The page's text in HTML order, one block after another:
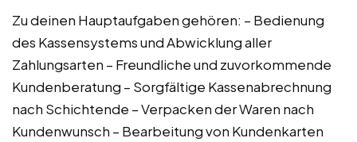
Zu deinen Hauptaufgaben gehören: – Bedienung
des Kassensystems und Abwicklung aller
Zahlungsarten – Freundliche und zuvorkommende
Kundenberatung – Sorgfältige Kassenabrechnung
nach Schichtende – Verpacken der Waren nach
Kundenwunsch – Bearbeitung von Kundenkarten